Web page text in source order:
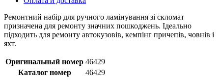
Ремонтний набір для ручного ламінування зі скломат
призначена для ремонту значних пошкоджень. Ідеально
підходить для ремонту автокузовів, кемпінг причепів, човнів і
яхт.
Оригинальный номер 46429
Каталог номер
46429